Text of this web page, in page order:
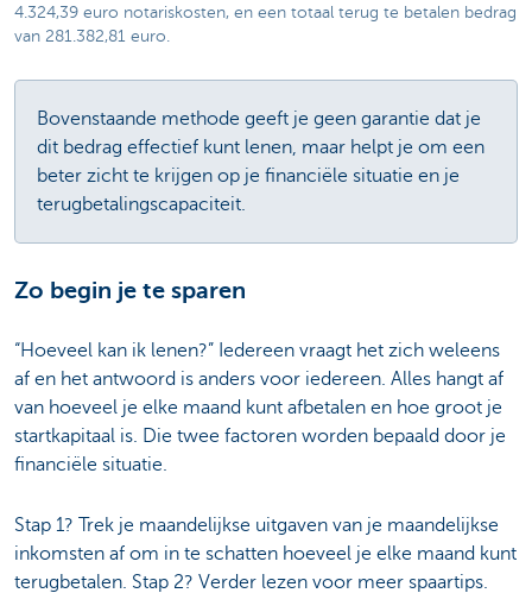
4.324,39 euro notariskosten, en een totaal terug te betalen bedrag
van 281.382,81 euro.
Bovenstaande methode geeft je geen garantie dat je
dit bedrag effectief kunt lenen, maar helpt je om een
beter zicht te krijgen op je financiële situatie en je
terugbetalingscapaciteit.
Zo begin je te sparen
“Hoeveel kan ik lenen?” Iedereen vraagt het zich weleens
af en het antwoord is anders voor iedereen. Alles hangt af
van hoeveel je elke maand kunt afbetalen en hoe groot je
startkapitaal is. Die twee factoren worden bepaald door je
financiële situatie.
Stap 1? Trek je maandelijkse uitgaven van je maandelijkse
inkomsten af om in te schatten hoeveel je elke maand kunt
terugbetalen. Stap 2? Verder lezen voor meer spaartips.